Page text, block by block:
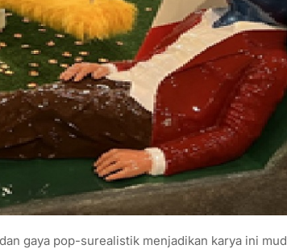
gaya pop-surealistik menjadikan karya ini